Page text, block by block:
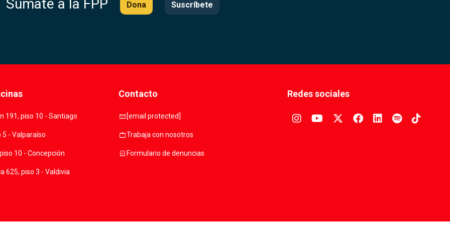
Súmate a la FPP
Dona Suscríbete
191, piso 10 - Santiago
5 - Valparaíso
10 - Concepción
625, piso 3 - Valdivia
Contacto
mail [email protected]
workTrabaja con nosotros
assignment Formulario de denuncias
Redes sociales